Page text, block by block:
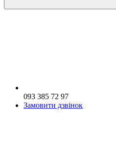
093 385 72 97
Замовити дзвінок